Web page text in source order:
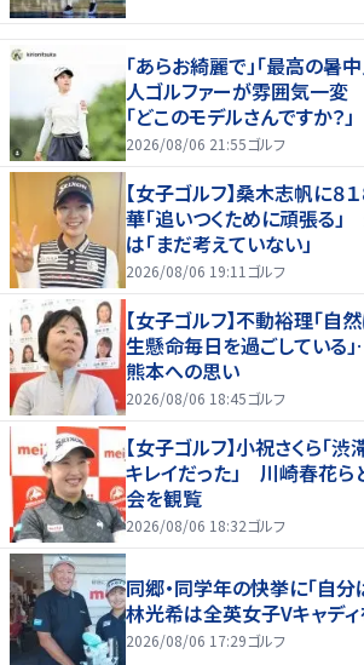
「あらお綺麗で」「最高の暑
人ゴルファーが雰囲気一
「どこのモデルさんですか？」
2026/08/06 21:55ゴルフ
【女子ゴルフ】桑木志帆に
華「追いつくために頑張る
は「まだ考えていない」
2026/08/06 19:11 ゴルフ
【女子ゴルフ】不動裕理「自
生懸命毎日を過ごしている
熊本への思い
2026/08/06 18:45ゴルフ
【女子ゴルフ】小祝さくら「
キレイだった」 川崎春花
会を観覧
2026/08/06 18:32ゴルフ
同郷・同学年の快挙に「自分
林光希は全英女子Vキャデ
2026/08/06 17:29ゴルフ